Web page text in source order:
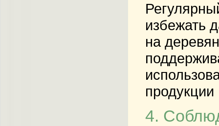
избежать
на
4.